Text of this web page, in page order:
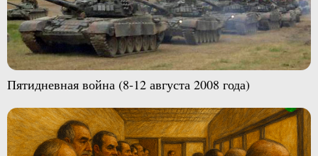
Пятидневная война (8-12 августа 2008 года)